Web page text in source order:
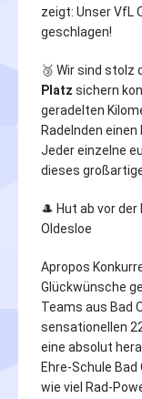
zeigt: Unser VfL
geschlagen!
🥉 Wir sind stolz
Platz sichern
geradelten
Radelnden
Jeder einzelne
dieses
🎩️ Hut ab vor
Oldesloe
Apropos
Glückwünsche
Teams aus Bad
sensationellen
eine absolut
Ehre-Schule
wie viel Rad-